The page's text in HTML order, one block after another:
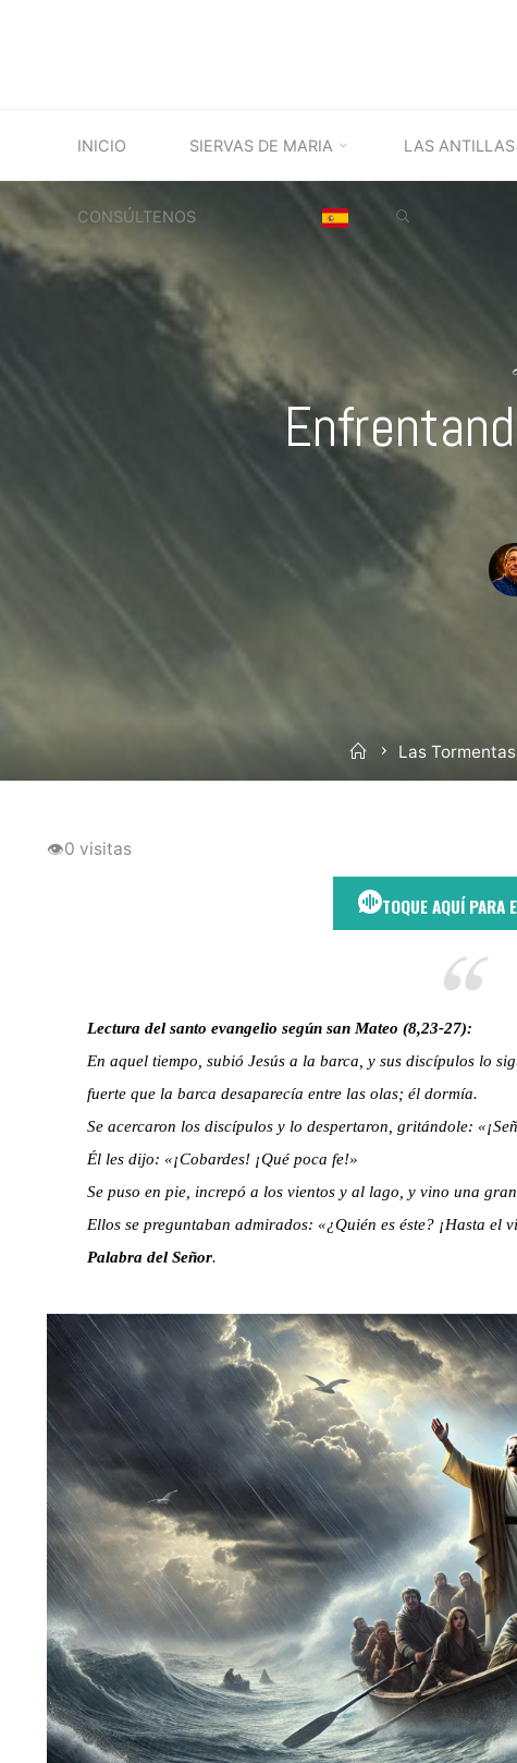
INICIO SIERVAS DE MARIA LAS ANTILLAS
CONSÚLTENOS
InicioLas
👁0 visitas
TOQUE AQUÍ PARA
Lectura del santo evangelio según san Mateo (8,23-27):
En aquel tiempo, subió Jesús a la barca, y sus discípulos lo
fuerte que la barca desaparecía entre las olas; él dormía.
Se acercaron los discípulos y lo despertaron, gritándole:
Él les dijo: «¡Cobardes! ¡Qué poca fe!»
Se puso en pie, increpó a los vientos y al lago, y vino una gran
Ellos se preguntaban admirados: «¿Quién es éste? ¡Hasta el
Palabra del Señor.